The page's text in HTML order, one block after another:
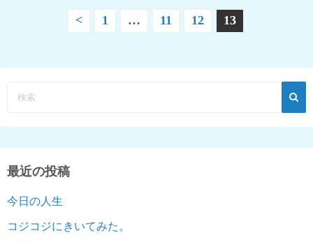
ペ
ー
り
< 1 … 11 12 13
最近の投稿
今日の人生
コジコジにきいてみた。